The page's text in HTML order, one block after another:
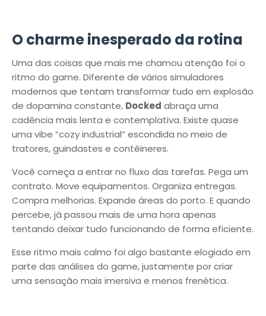
O charme inesperado da rotina
Uma das coisas que mais me chamou atenção foi o
ritmo do game. Diferente de vários simuladores
modernos que tentam transformar tudo em explosão
de dopamina constante, Docked abraça uma
cadência mais lenta e contemplativa. Existe quase
uma vibe “cozy industrial” escondida no meio de
tratores, guindastes e contêineres.
Você começa a entrar no fluxo das tarefas. Pega um
contrato. Move equipamentos. Organiza entregas.
Compra melhorias. Expande áreas do porto. E quando
percebe, já passou mais de uma hora apenas
tentando deixar tudo funcionando de forma eficiente.
Esse ritmo mais calmo foi algo bastante elogiado em
parte das análises do game, justamente por criar
uma sensação mais imersiva e menos frenética.